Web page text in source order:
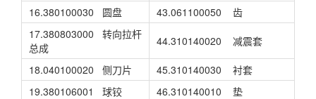
16.380100030 圆盘
43.061100050 齿
17.380803000 转向拉杆
总成
44.310140020 减震套
18.040100020 侧刀片
45.310140030 衬套
19.380106001 球铰
46.310140010 垫